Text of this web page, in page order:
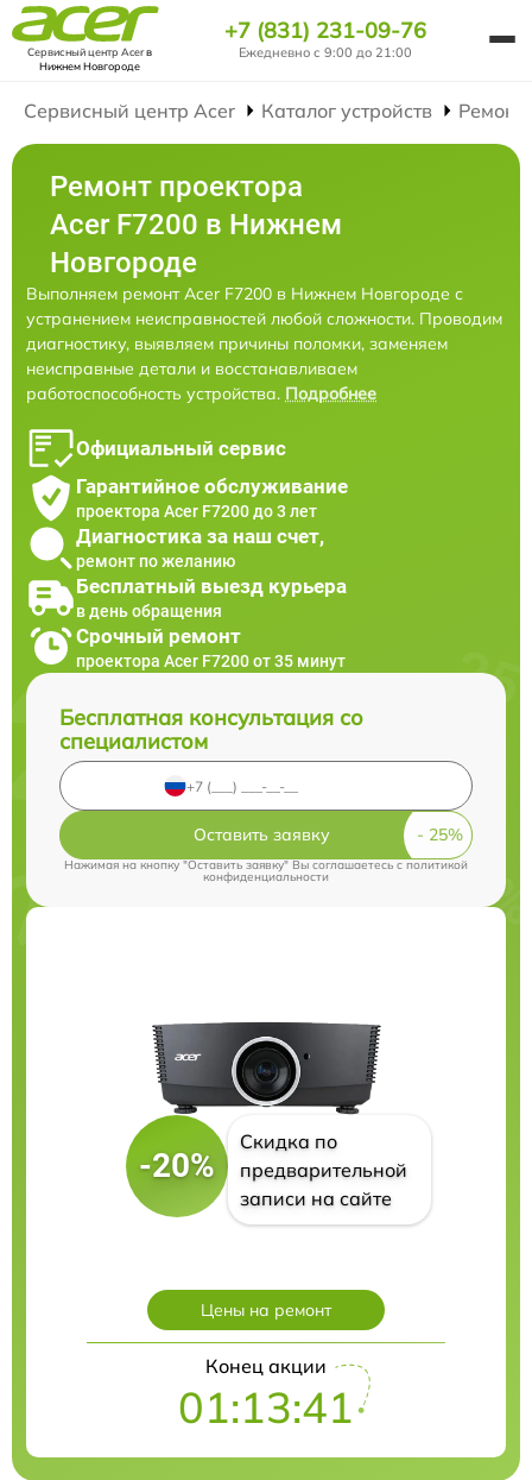
Сервисный центр Acerв
Нижнем Новгороде
+7 (831) 231-09-76
Ежедневно с 9:00 до 21:00
Сервисный центр Acer Каталог устройств Ремонт
Ремонт проектора
Acer F7200 в Нижнем
Новгороде
Выполняем ремонт Acer F7200 в Нижнем Новгороде с
устранением неисправностей любой сложности. Проводим
диагностику, выявляем причины поломки, заменяем
неисправные детали и восстанавливаем
работоспособность устройства. Подробнее
Официальный сервис
Гарантийное обслуживание
проектора Acer F7200 до 3 лет
Диагностика за наш счет,
ремонт по желанию
Бесплатный выезд курьера
в день обращения
Срочный ремонт
проектора Acer F7200 от 35 минут
Бесплатная консультация со
специалистом
Оставить заявку
Нажимая на кнопку "Оставить заявку" Вы соглашаетесь cполитикой
конфиденциальности
-20%
Скидка по
предварительной
записи на сайте
Цены на ремонт
Конец акции
01:13:40